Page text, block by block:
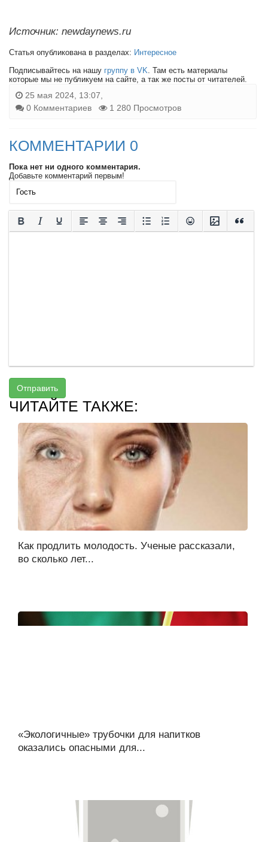
Источник: newdaynews.ru
Статья опубликована в разделах: Интересное
Подписывайтесь на нашу группу в VK . Там есть материалы
которые мы не публикуем на сайте, а так же посты от читателей.
25 мая 2024, 13:07,
0 Комментариев
1 280 Просмотров
КОММЕНТАРИИ 0
Пока нет ни одного комментария.
Добавьте комментарий первым!
Отправить
ЧИТАЙТЕ ТАКЖЕ:
Как продлить молодость. Ученые рассказали,
во сколько лет...
«Экологичные» трубочки для напитков
оказались опасными для...